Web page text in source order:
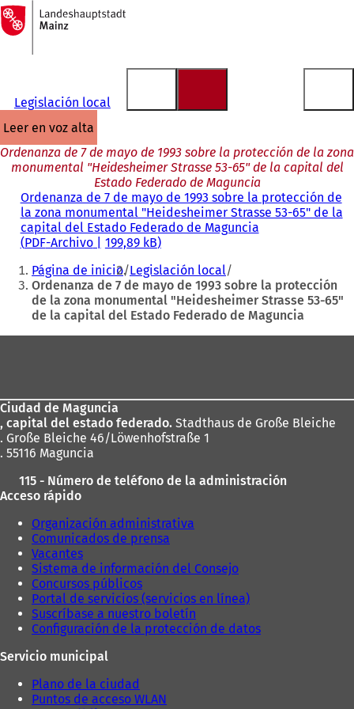
Saltar al contenido
A
la
página
Legislación local
leer en voz alta
Ordenanza de 7 de mayo de 1993 sobre la protección de la zona
monumental "Heidesheimer Strasse 53-65" de la capital del
Estado Federado de Maguncia
Ordenanza de 7 de mayo de 1993 sobre la protección de
la zona monumental "Heidesheimer Strasse 53-65" de la
capital del Estado Federado de Maguncia
PDF-Archivo 199,89 kB
Estás
aquí:
Página de inicio Legislación local
Ordenanza de 7 de mayo de 1993 sobre la protección
de la zona monumental "Heidesheimer Strasse 53-65"
de la capital del Estado Federado de Maguncia
pies
Ciudad de Maguncia
, capital del estado federado. Stadthaus de Große Bleiche
. Große Bleiche 46/Löwenhofstraße 1
. 55116 Maguncia
115 - Número de teléfono de la administración
Acceso rápido
Organización administrativa
Comunicados de prensa
Vacantes
Sistema de información del Consejo
Concursos públicos
Portal de servicios (servicios en línea)
Suscríbase a nuestro boletín
Configuración de la protección de datos
Servicio municipal
Plano de la ciudad
Puntos de acceso WLAN